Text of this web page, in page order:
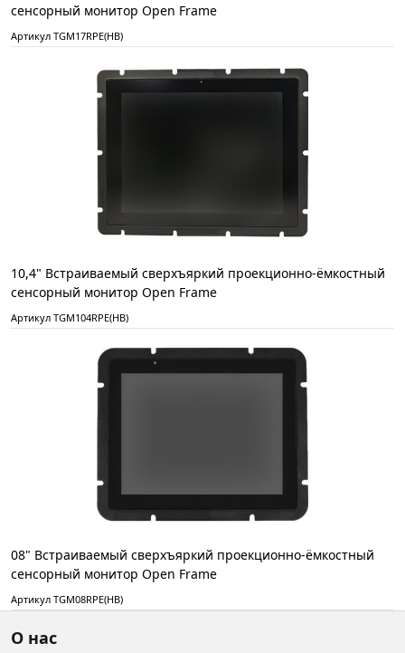
сенсорный монитор Open Frame
Артикул TGM17RPE(HB)
10,4" Встраиваемый сверхъяркий проекционно-ёмкостный
сенсорный монитор Open Frame
Артикул TGM104RPE(HB)
08" Встраиваемый сверхъяркий проекционно-ёмкостный
сенсорный монитор Open Frame
Артикул TGM08RPE(HB)
О нас